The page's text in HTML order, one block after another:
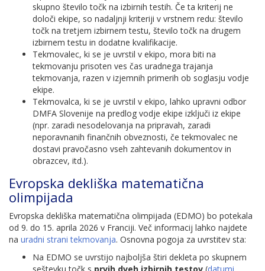
skupno število točk na izbirnih testih. Če ta kriterij ne
določi ekipe, so nadaljnji kriteriji v vrstnem redu: število
točk na tretjem izbirnem testu, število točk na drugem
izbirnem testu in dodatne kvalifikacije.
Tekmovalec, ki se je uvrstil v ekipo, mora biti na
tekmovanju prisoten ves čas uradnega trajanja
tekmovanja, razen v izjemnih primerih ob soglasju vodje
ekipe.
Tekmovalca, ki se je uvrstil v ekipo, lahko upravni odbor
DMFA Slovenije na predlog vodje ekipe izključi iz ekipe
(npr. zaradi nesodelovanja na pripravah, zaradi
neporavnanih finančnih obveznosti, če tekmovalec ne
dostavi pravočasno vseh zahtevanih dokumentov in
obrazcev, itd.).
Evropska dekliška matematična
olimpijada
Evropska dekliška matematična olimpijada (EDMO) bo potekala
od 9. do 15. aprila 2026 v Franciji. Več informacij lahko najdete
na uradni strani tekmovanja. Osnovna pogoja za uvrstitev sta:
Na EDMO se uvrstijo najboljša štiri dekleta po skupnem